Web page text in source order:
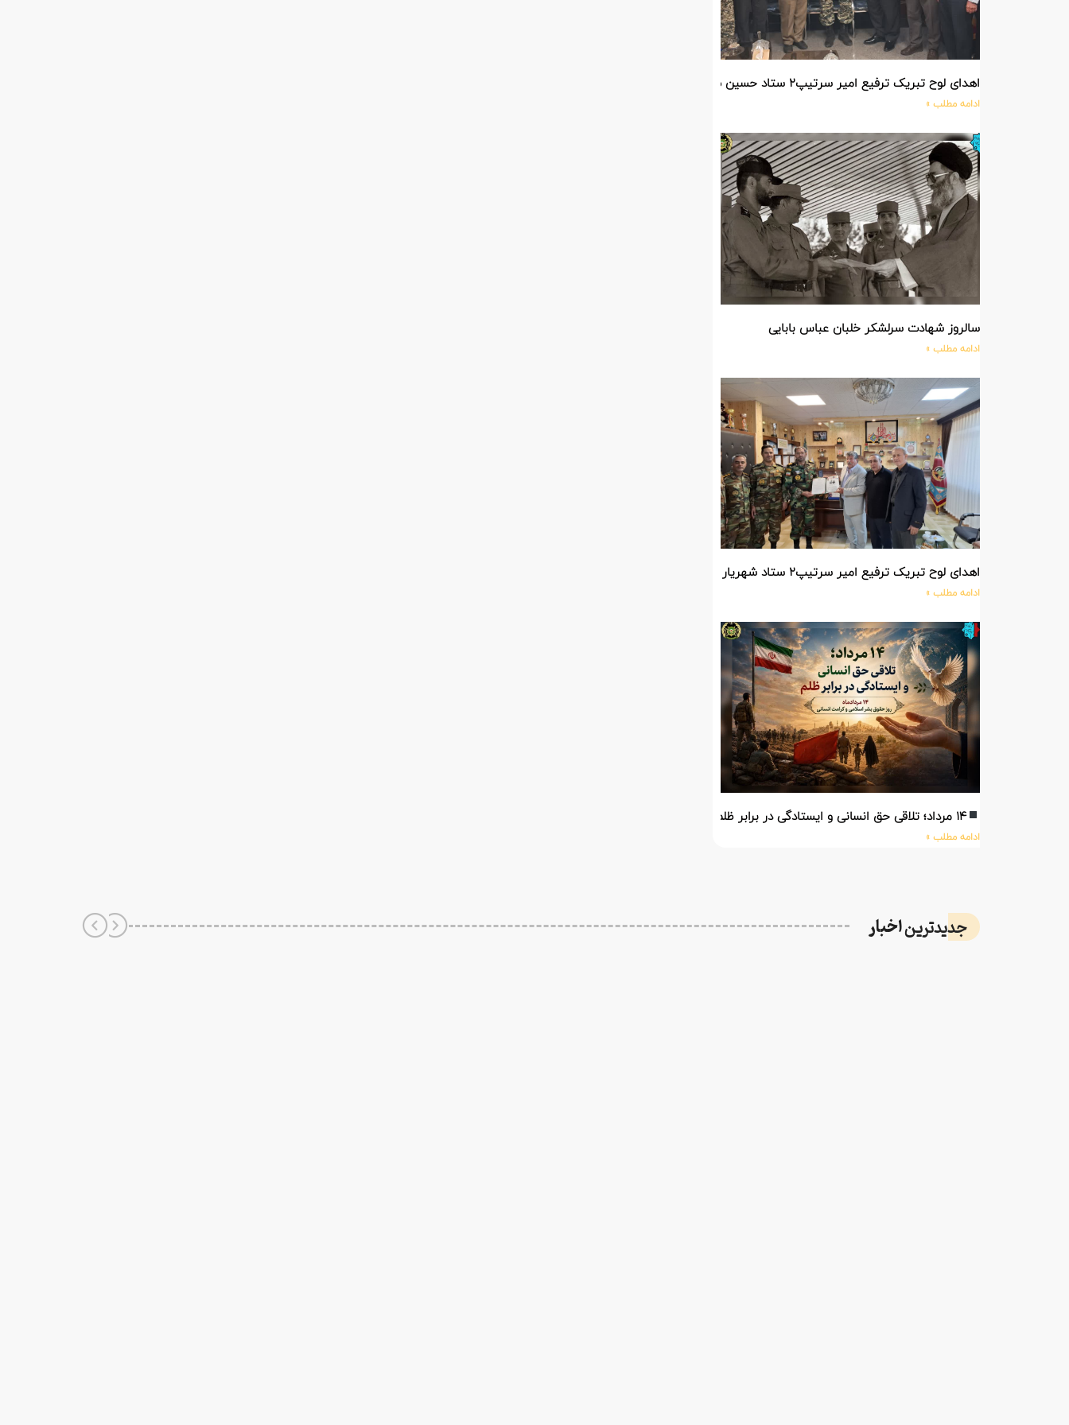
اهدای لوح تبریک ترفیع امیر سرتیپ۲ ستاد حسین صادق زاده فرمانده تیپ ۲۵ واکنش سریع شهید آبگون نزاجا مستقر در تبریز
ادامه مطلب »
سالروز شهادت سرلشکر خلبان عباس بابایی
ادامه مطلب »
اهدای لوح تبریک ترفیع امیر سرتیپ۲ ستاد شهریار پورفضلی فرمانده تیپ ۳۶۴ شهید نصیرزاده نزاجا مستقر در مهاباد
ادامه مطلب »
۱۴ مرداد؛ تلاقی حق انسانی و ایستادگی در برابر ظلم
ادامه مطلب »
جدیدتریناخبار